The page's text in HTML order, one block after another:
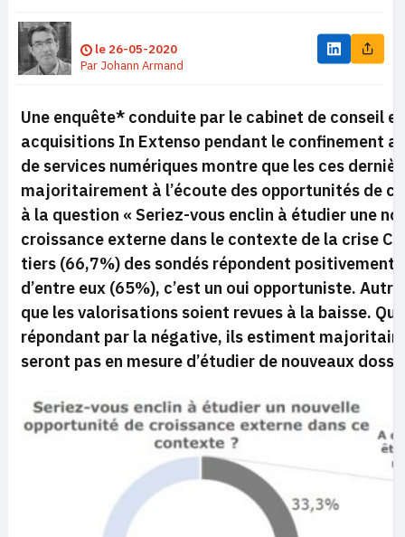
le 26-05-2020
Par Johann Armand
Une enquête* conduite par le cabinet de conseil
acquisitions In Extenso pendant le confinement
de services numériques montre que les ces
majoritairement à l’écoute des opportunités de
à la question « Seriez-vous enclin à étudier une
croissance externe dans le contexte de la crise
tiers (66,7%) des sondés répondent
d’entre eux (65%), c’est un oui opportuniste.
que les valorisations soient revues à la baisse.
répondant par la négative, ils estiment
seront pas en mesure d’étudier de nouveaux